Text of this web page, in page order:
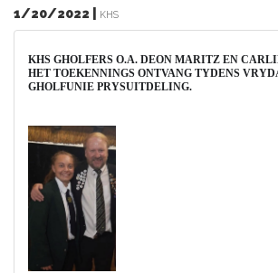
1/20/2022 | KHS
KHS GHOLFERS O.A. DEON MARITZ EN
HET TOEKENNINGS ONTVANG TYDENS
GHOLFUNIE PRYSUITDELING.